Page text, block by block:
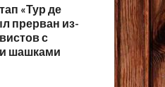
«Тур де
прерван из-
с
шашками